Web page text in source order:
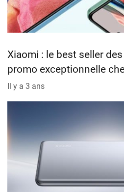
Xiaomi : le best seller
promo exceptionnelle
Il y a 3 ans